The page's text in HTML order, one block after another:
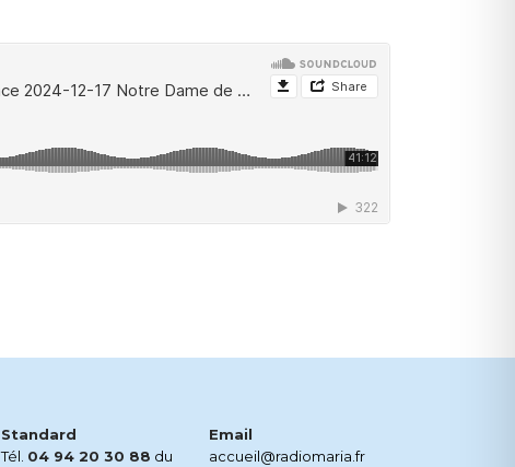
Standard
Tél. 04 94 20 30 88 du
Email
accueil@radiomaria.fr